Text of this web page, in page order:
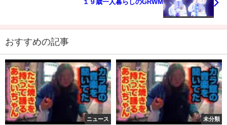
１９歳一人暮らしのGRWM
おすすめの記事
ニュース 未分類